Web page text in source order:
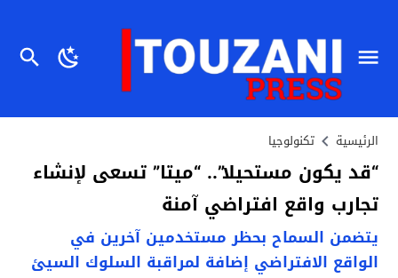
الرئيسية تكنولوجيا
“قد يكون مستحيلا”.. “ميتا” تسعى لإنشاء
تجارب واقع افتراضي آمنة
يتضمن السماح بحظر مستخدمين آخرين في
الواقع الافتراضي إضافة لمراقبة السلوك السيئ